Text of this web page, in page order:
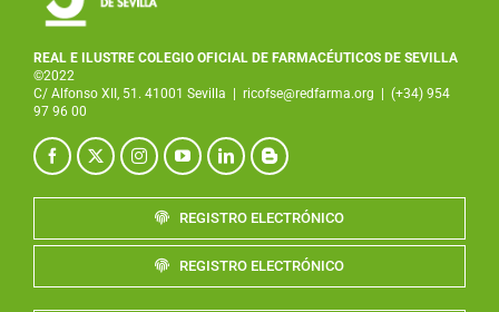
REAL E ILUSTRE COLEGIO OFICIAL DE FARMACÉUTICOS DE SEVILLA
©2022
C/ Alfonso XII, 51. 41001 Sevilla | ricofse@redfarma.org | (+34) 954
97 96 00
REGISTRO ELECTRÓNICO
REGISTRO ELECTRÓNICO